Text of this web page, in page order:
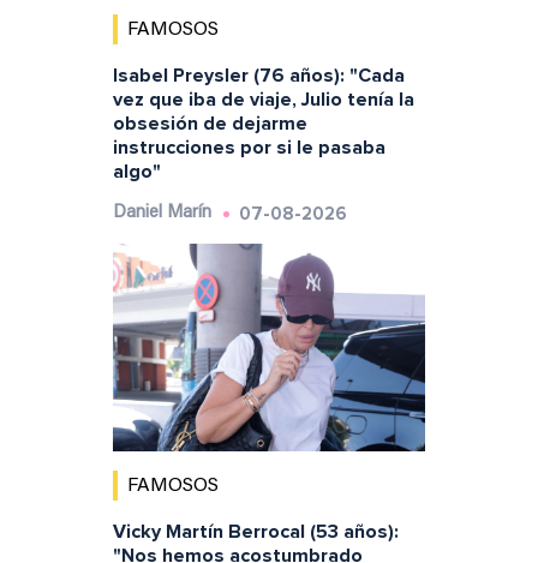
FAMOSOS
Isabel Preysler (76 años): "Cada
vez que iba de viaje, Julio tenía la
obsesión de dejarme
instrucciones por si le pasaba
algo"
Daniel Marín 07-08-2026
FAMOSOS
Vicky Martín Berrocal (53 años):
"Nos hemos acostumbrado